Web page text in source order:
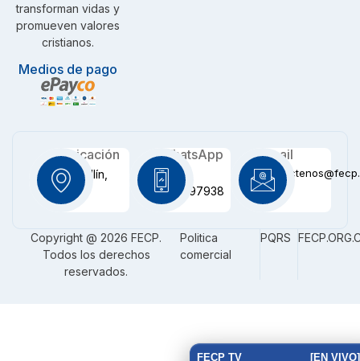
FECP TV [EN VIVO]
transforman vidas y
promueven valores
cristianos.
Medios de pago
Ubicación
Medellín,
CO
WhatsApp
+57
3116097938
Email
Copyright @ 2026 FECP.
Todos los derechos
reservados.
Politica
comercial
PQRS